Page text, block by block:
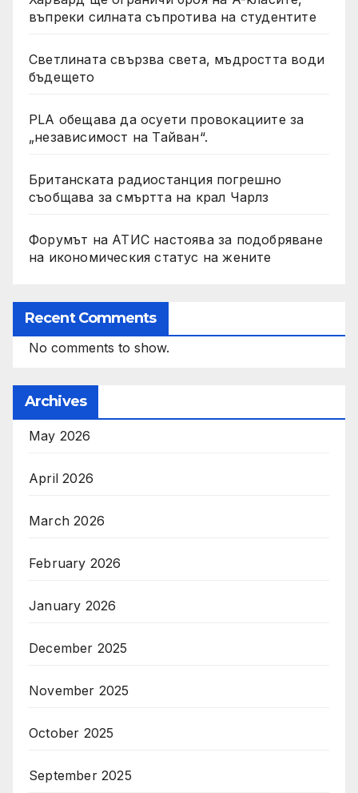
въпреки силната съпротива на студентите
Светлината свързва света, мъдростта води
бъдещето
PLA обещава да осуети провокациите за
„независимост на Тайван“.
Британската радиостанция погрешно
съобщава за смъртта на крал Чарлз
Форумът на АТИС настоява за подобряване
на икономическия статус на жените
Recent Comments
No comments to show.
Archives
May 2026
April 2026
March 2026
February 2026
January 2026
December 2025
November 2025
October 2025
September 2025